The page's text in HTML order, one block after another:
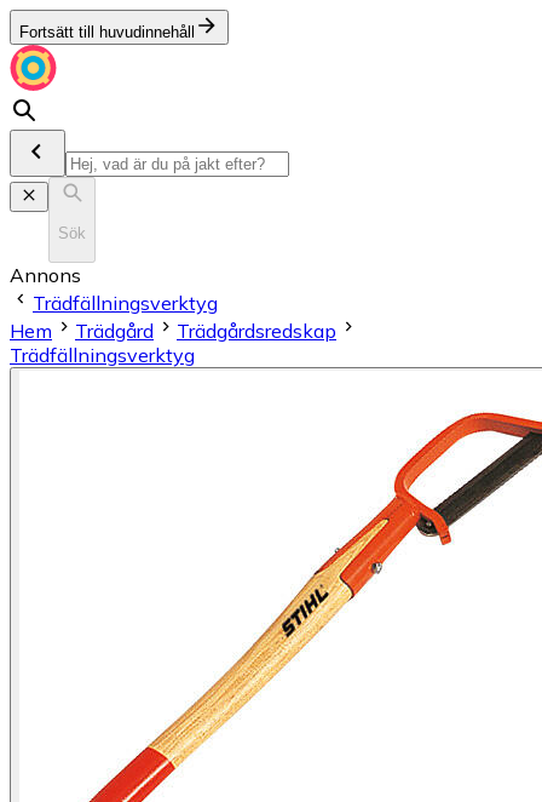
Fortsätt till huvudinnehåll
Sök
Annons
Trädfällningsverktyg
Hem
Trädgård
Trädgårdsredskap
Trädfällningsverktyg